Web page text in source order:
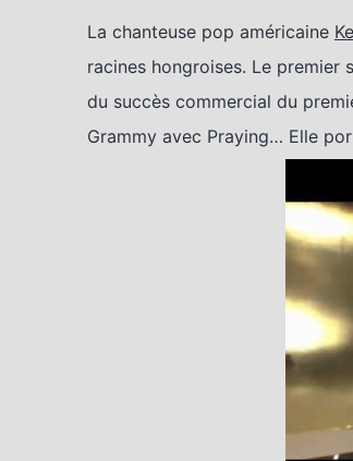
La chanteuse pop américaine
racines hongroises. Le premier
du succès commercial du
Grammy avec Praying… Elle